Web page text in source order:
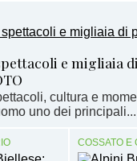
e migliaia
cultura e
uno dei principali...
COSSATO E